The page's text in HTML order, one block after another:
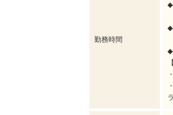
勤務時間
◆
◆
◆